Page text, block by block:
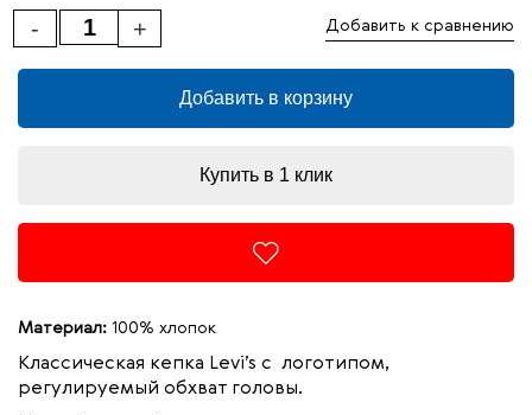
+
- Добавить к сравнению
Добавить в корзину
Купить в 1 клик
Материал: 100% хлопок
Классическая кепка Levi’s с логотипом,
регулируемый обхват головы.